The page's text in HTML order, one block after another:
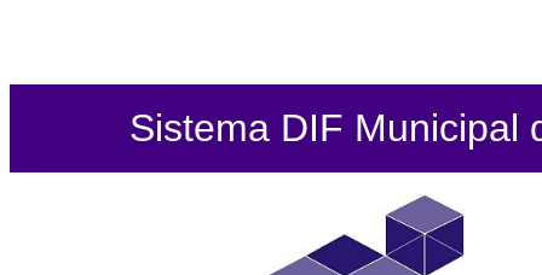
Sistema DIF Municipal